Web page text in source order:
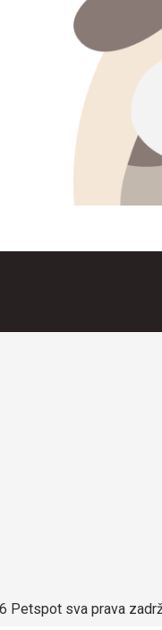
2026 Petspot sva prava